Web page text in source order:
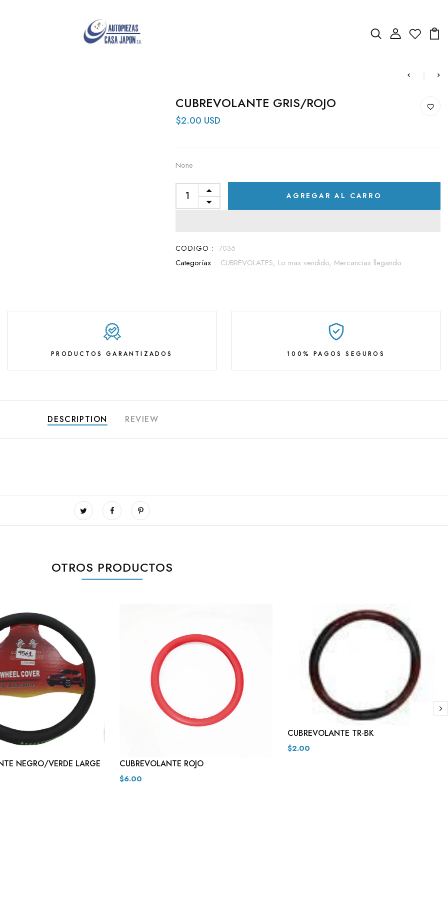
CUBREVOLANTE GRIS/ROJO
$2.00 USD
None
AGREGAR AL CARRO
CODIGO : 7036
Categorías : CUBREVOLATES, Lo mas vendido, Mercancias llegando
PRODUCTOS GARANTIZADOS 100% PAGOS SEGUROS
DESCRIPTION REVIEW
OTROS PRODUCTOS
NEGRO/VERDE LARGE CUBREVOLANTE ROJO
$6.00
CUBREVOLANTE TR-BK
$2.00